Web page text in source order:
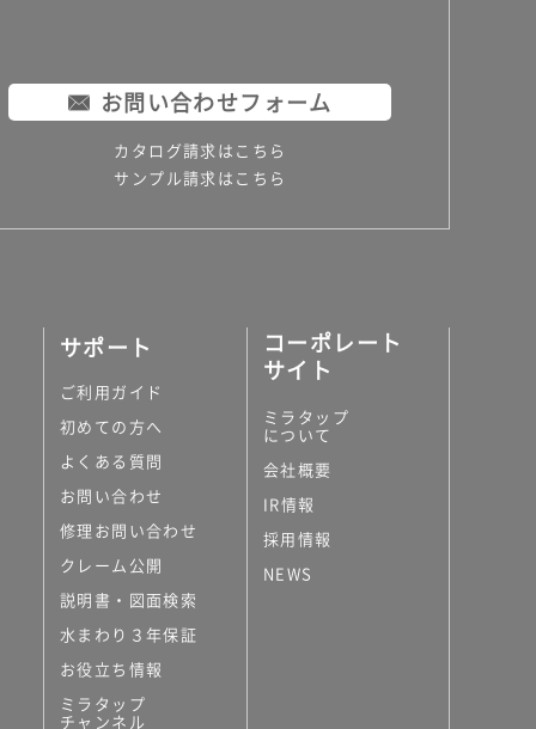
お問い合わせフォーム
カタログ請求はこちら
サンプル請求はこちら
サポート
ご利用ガイド
初めての方へ
よくある質問
お問い合わせ
修理お問い合わせ
クレーム公開
説明書・図面検索
水まわり３年保証
お役立ち情報
ミラタップ
チャンネル
コーポレート
サイト
ミラタップ
について
会社概要
IR情報
採用情報
NEWS